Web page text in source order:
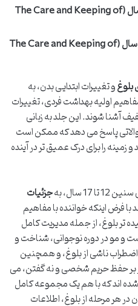
جلد اول: برای دختران 9 تا 12 سال (The Care and Keeping of
جلد دوم: برای دختران 12 تا 17 سال (The Care and Keeping of
بلوغو تغییرات ابتدایی بدن، به
اولیه بهداشت فردی، تغییرات
شوند. این جلد به زبانی
پاسخ می دهد که ممکن است
زمینه را برای درک عمیق تر در آینده
سال، به
جزئیات
با فرض اینکه خواننده با مفاهیم
تر بلوغ، از جمله مدیریت کامل
و مو در دوره نوجوانی، شناخت و
ناشی از بلوغ، و همچنین
بر حفظ حریم شخصی و نه گفتن، می
شده اند که با هم یک مجموعه کامل
هر مرحله از بلوغ، اطلاعات